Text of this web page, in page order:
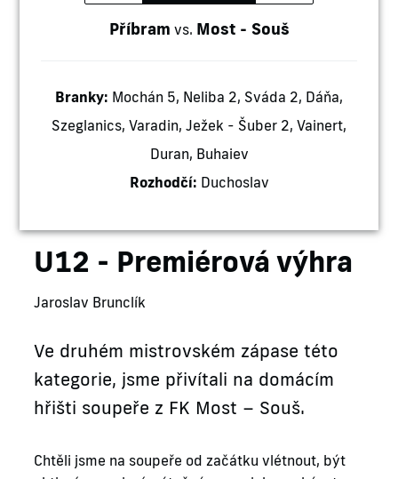
Příbram vs. Most - Souš
Branky: Mochán 5, Neliba 2, Sváda 2, Dáňa,
Szeglanics, Varadin, Ježek - Šuber 2, Vainert,
Duran, Buhaiev
Rozhodčí: Duchoslav
U12 - Premiérová výhra
Jaroslav Brunclík
Ve druhém mistrovském zápase této
kategorie, jsme přivítali na domácím
hřišti soupeře z FK Most – Souš.
Chtěli jsme na soupeře od začátku vlétnout, být